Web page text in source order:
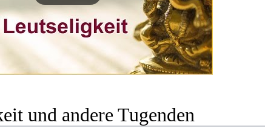
und andere Tugenden